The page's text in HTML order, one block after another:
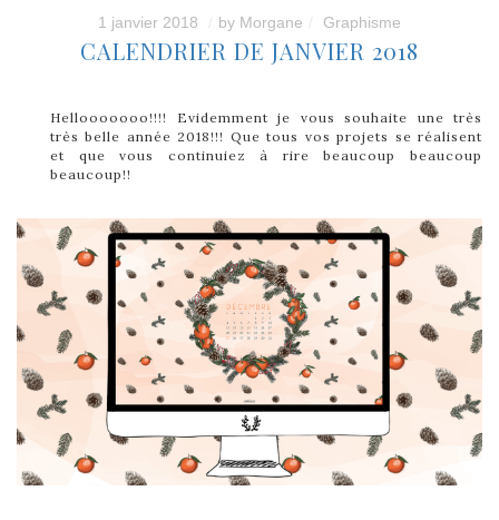
1 janvier 2018 by Morgane Graphisme
CALENDRIER DE JANVIER 2018
Hellooooooo!!!! Evidemment je vous souhaite une très
très belle année 2018!!! Que tous vos projets se réalisent
et que vous continuiez à rire beaucoup beaucoup
beaucoup!!